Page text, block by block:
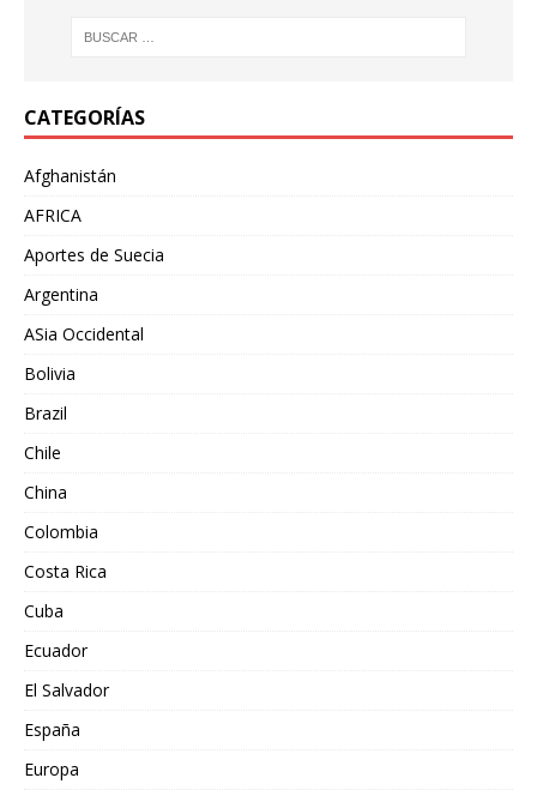
CATEGORÍAS
Afghanistán
AFRICA
Aportes de Suecia
Argentina
ASia Occidental
Bolivia
Brazil
Chile
China
Colombia
Costa Rica
Cuba
Ecuador
El Salvador
España
Europa